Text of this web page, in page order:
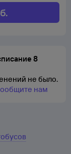
8
не было.
нам